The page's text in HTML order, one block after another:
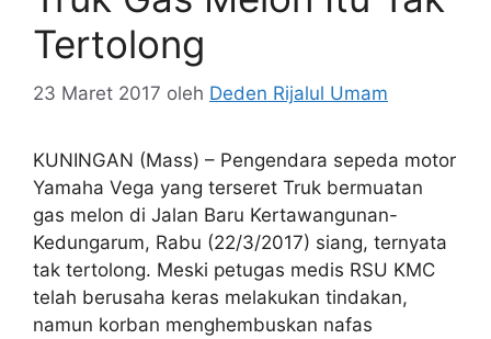
Tertolong
23 Maret 2017 oleh Deden Rijalul Umam
KUNINGAN (Mass) – Pengendara sepeda motor
Yamaha Vega yang terseret Truk bermuatan
gas melon di Jalan Baru Kertawangunan-
Kedungarum, Rabu (22/3/2017) siang, ternyata
tak tertolong. Meski petugas medis RSU KMC
telah berusaha keras melakukan tindakan,
namun korban menghembuskan nafas